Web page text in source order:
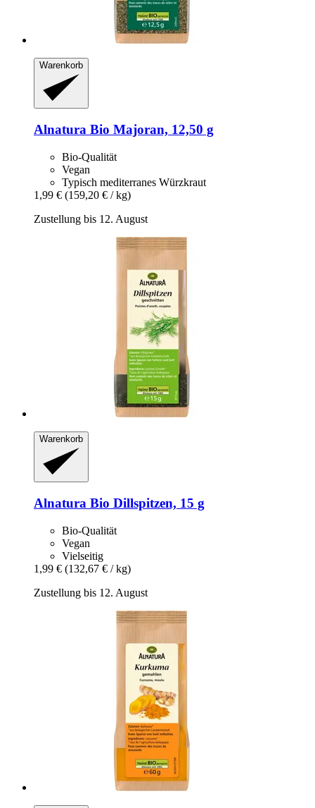
Warenkorb
Alnatura Bio Majoran, 12,50 g
Bio-Qualität
Vegan
Typisch mediterranes Würzkraut
1,99 € (159,20 € / kg)
Zustellung bis 12. August
Warenkorb
Alnatura Bio Dillspitzen, 15 g
Bio-Qualität
Vegan
Vielseitig
1,99 € (132,67 € / kg)
Zustellung bis 12. August